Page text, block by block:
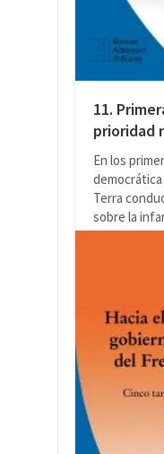
11.
prioridad
En los
Terra
sobre la